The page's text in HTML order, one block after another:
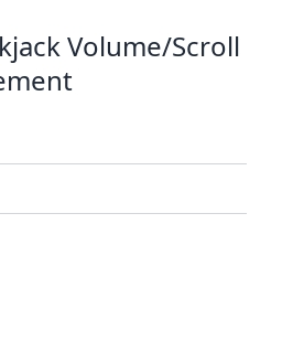
Volume/Scroll